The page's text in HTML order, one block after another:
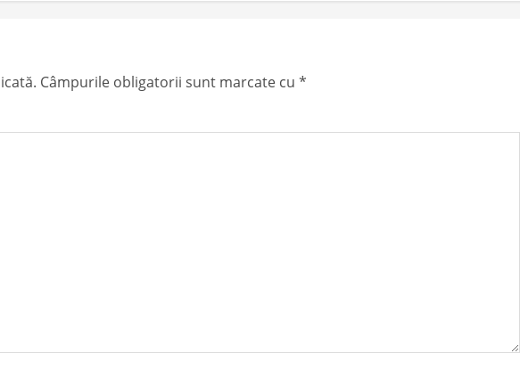
Câmpurile obligatorii sunt marcate cu *